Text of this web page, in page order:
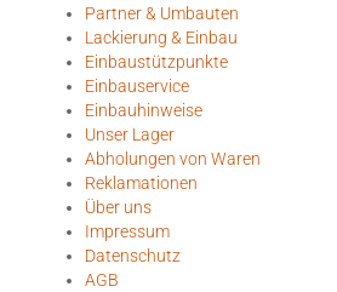
Partner & Umbauten
Lackierung & Einbau
Einbaustützpunkte
Einbauservice
Einbauhinweise
Unser Lager
Abholungen von Waren
Reklamationen
Über uns
Impressum
Datenschutz
AGB